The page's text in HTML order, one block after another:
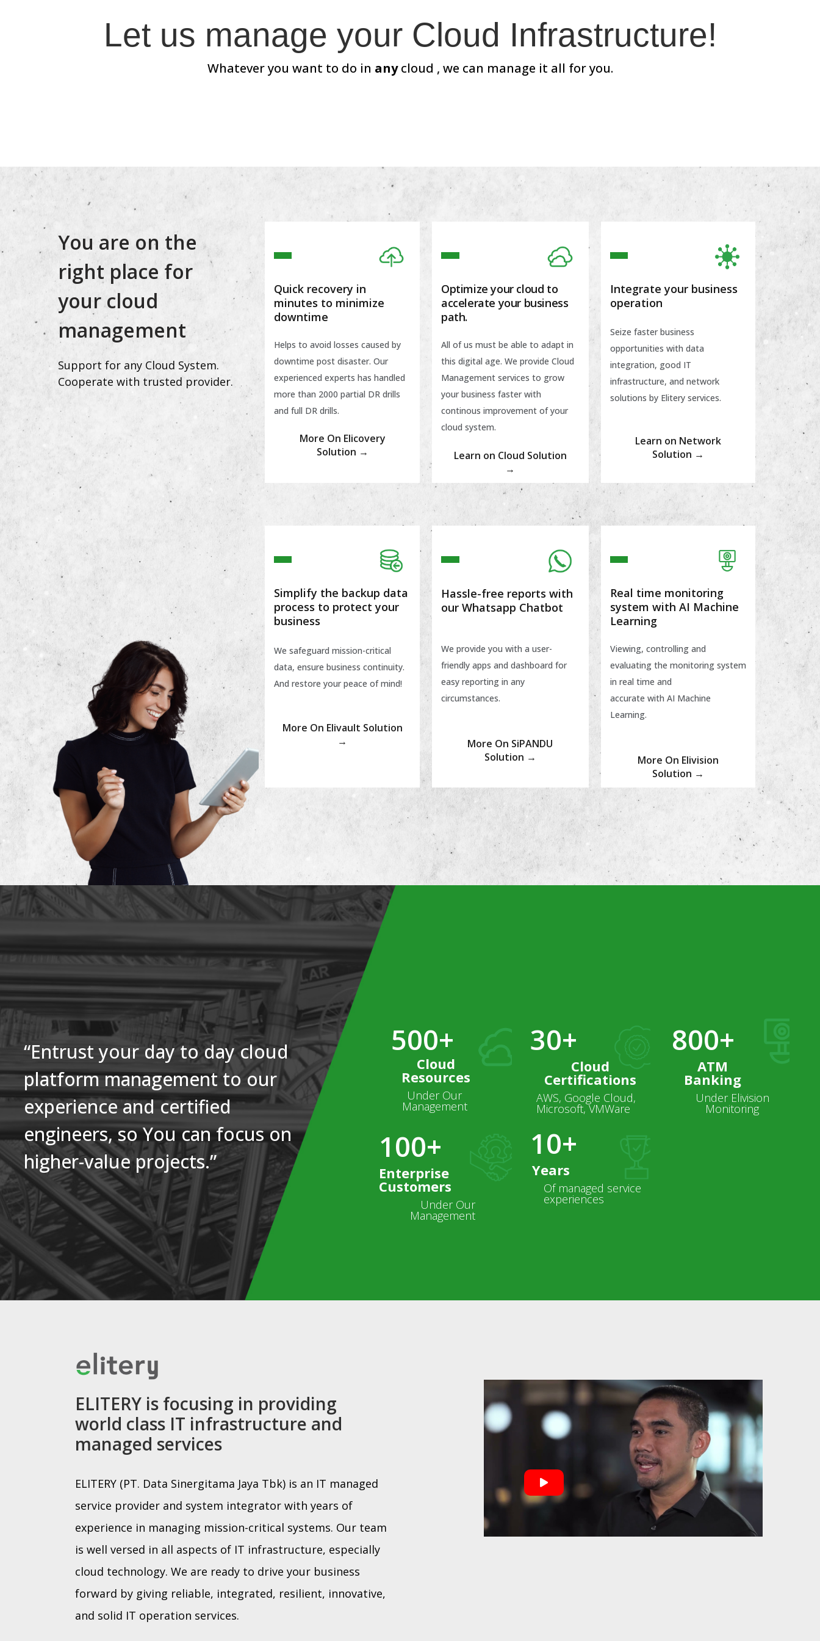
Let us manage your Cloud Infrastructure!
Whatever you want to do in anycloud , we can manage it all for you.
You are on the
right place for
your cloud
management
Support for any Cloud System.
Cooperate with trusted provider.
Quick recovery in
minutes to minimize
downtime
Helps to avoid losses caused by
downtime post disaster. Our
experienced experts has handled
more than 2000 partial DR drills
and full DR drills.
More On Elicovery
Solution →
Optimize your cloud to
accelerate your business
path.
All of us must be able to adapt in
this digital age. We provide Cloud
Management services to grow
your business faster with
continous improvement of your
cloud system.
Learn on Cloud Solution
→
Integrate your business
operation
Seize faster business
opportunities with data
integration, good IT
infrastructure, and network
solutions by Elitery services.
Learn on Network
Solution →
Simplify the backup data
process to protect your
business
We safeguard mission-critical
data, ensure business continuity.
And restore your peace of mind!
More On Elivault Solution
→
Hassle-free reports with
our Whatsapp Chatbot
We provide you with a user-
friendly apps and dashboard for
easy reporting in any
circumstances.
More On SiPANDU
Solution →
Real time monitoring
system with AI Machine
Learning
Viewing, controlling and
evaluating the monitoring system
in real time and
accurate with AI Machine
Learning.
More On Elivision
Solution →
“Entrust your day to day cloud
platform management to our
experience and certified
engineers, so You can focus on
higher-value projects.”
500+
Cloud
Resources
Under Our
Management
30+
Cloud
Certifications
AWS, Google Cloud,
Microsoft, VMWare
800+
ATM
Banking
Under Elivision
Monitoring
100+
Enterprise
Customers
Under Our
Management
10+
Years
Of managed service
experiences
ELITERY is focusing in providing
world class IT infrastructure and
managed services
ELITERY (PT. Data Sinergitama Jaya Tbk) is an IT managed
service provider and system integrator with years of
experience in managing mission-critical systems. Our team
is well versed in all aspects of IT infrastructure, especially
cloud technology. We are ready to drive your business
forward by giving reliable, integrated, resilient, innovative,
and solid IT operation services.